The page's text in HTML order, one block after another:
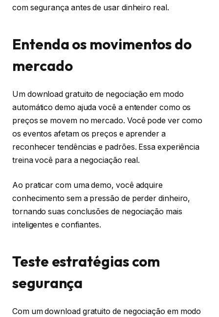
com segurança antes de usar dinheiro real.
Entenda os movimentos do
mercado
Um download gratuito de negociação em modo
automático demo ajuda você a entender como os
preços se movem no mercado. Você pode ver como
os eventos afetam os preços e aprender a
reconhecer tendências e padrões. Essa experiência
treina você para a negociação real.
Ao praticar com uma demo, você adquire
conhecimento sem a pressão de perder dinheiro,
tornando suas conclusões de negociação mais
inteligentes e confiantes.
Teste estratégias com
segurança
Com um download gratuito de negociação em modo